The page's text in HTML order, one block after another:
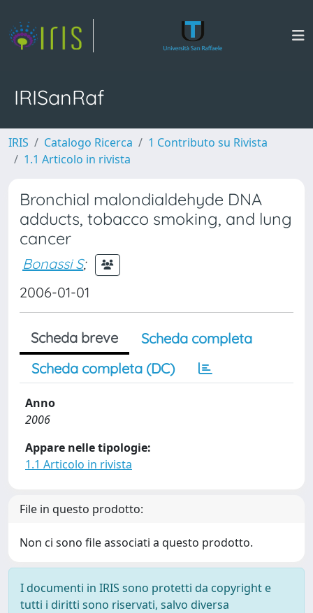
IRISanRaf
IRIS Catalogo Ricerca
1 Contributo su Rivista
1.1 Articolo in rivista
Bronchial malondialdehyde DNA
adducts, tobacco smoking, and lung
cancer
Bonassi S;
2006-01-01
Scheda breve
Scheda completa
Scheda completa (DC)
Anno
2006
Appare nelle tipologie:
1.1 Articolo in rivista
File in questo prodotto:
Non ci sono file associati a questo prodotto.
I documenti in IRIS sono protetti da copyright e
tutti i diritti sono riservati, salvo diversa